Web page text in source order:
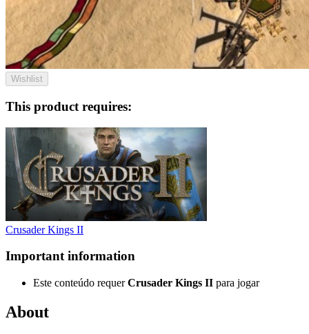
Wishlist
This product requires:
Crusader Kings II
Important information
Este conteúdo requerCrusader Kings II para jogar
About